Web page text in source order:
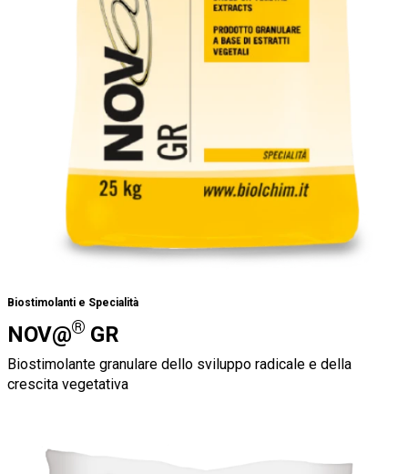
Biostimolanti e Specialità
NOV@® GR
Biostimolante granulare dello sviluppo radicale e della
crescita vegetativa